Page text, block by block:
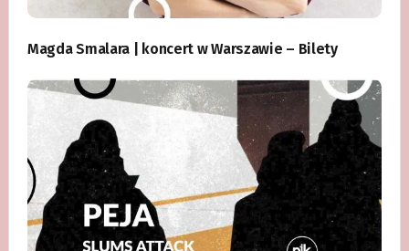
Magda Smalara | koncert w Warszawie – Bilety